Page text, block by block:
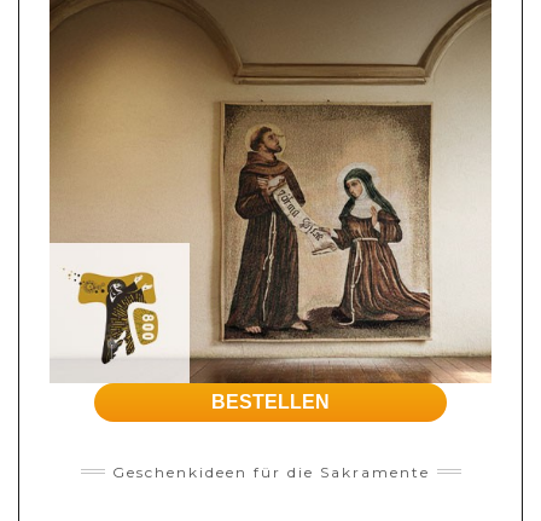
BESTELLEN
Geschenkideen für die Sakramente